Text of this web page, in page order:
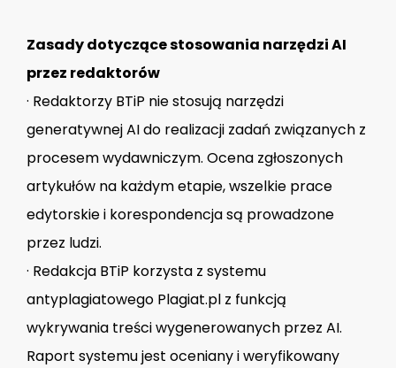
Zasady dotyczące stosowania narzędzi AI
przez redaktorów
· Redaktorzy BTiP nie stosują narzędzi
generatywnej AI do realizacji zadań związanych z
procesem wydawniczym. Ocena zgłoszonych
artykułów na każdym etapie, wszelkie prace
edytorskie i korespondencja są prowadzone
przez ludzi.
· Redakcja BTiP korzysta z systemu
antyplagiatowego Plagiat.pl z funkcją
wykrywania treści wygenerowanych przez AI.
Raport systemu jest oceniany i weryfikowany